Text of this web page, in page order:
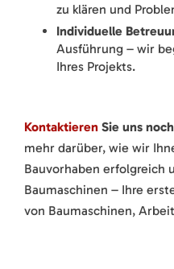
zu klären und
Individuelle
Ausführung – wir
Ihres Projekts.
Kontaktieren Sie uns
mehr darüber, wie wir
Bauvorhaben erfolgreich
Baumaschinen – Ihre
von Baumaschinen,